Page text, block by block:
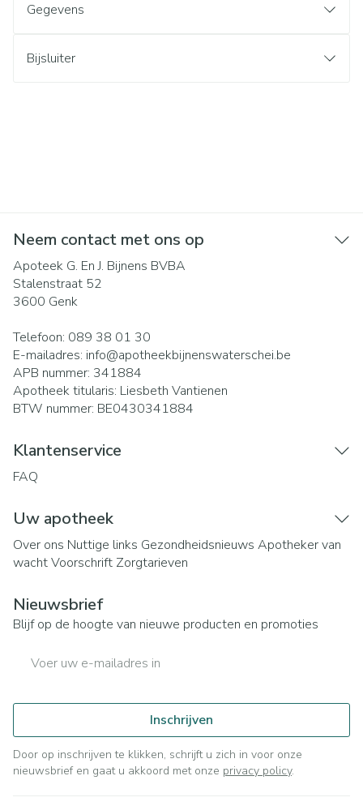
Gegevens
Bijsluiter
Neem contact met ons op
Apoteek G. En J. Bijnens BVBA
Stalenstraat 52
3600 Genk
Telefoon: 089 38 01 30
E-mailadres: info@apotheekbijnenswaterschei.be
APB nummer: 341884
Apotheek titularis: Liesbeth Vantienen
BTW nummer: BE0430341884
Klantenservice
FAQ
Uw apotheek
Over ons Nuttige links Gezondheidsnieuws Apotheker van
wachtVoorschrift Zorgtarieven
Nieuwsbrief
Blijf op de hoogte van nieuwe producten en promoties
Inschrijven
Door op inschrijven te klikken, schrijft u zich in voor onze
nieuwsbrief en gaat u akkoord met onze privacy policy.